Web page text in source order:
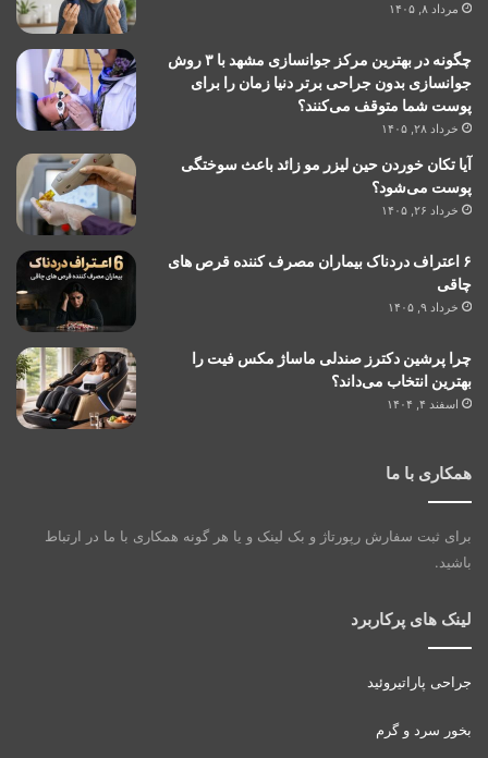
مرداد ۸, ۱۴۰۵
چگونه در بهترین مرکز جوانسازی مشهد با ۳ روش
جوانسازی بدون جراحی برتر دنیا زمان را برای
پوست شما متوقف می‌کنند؟
خرداد ۲۸, ۱۴۰۵
آیا تکان خوردن حین لیزر مو زائد باعث سوختگی
پوست می‌شود؟
خرداد ۲۶, ۱۴۰۵
۶ اعتراف دردناک بیماران مصرف کننده قرص های
چاقی
خرداد ۹, ۱۴۰۵
چرا پرشین دکترز صندلی ماساژ مکس فیت را
بهترین انتخاب می‌داند؟
اسفند ۴, ۱۴۰۴
همکاری با ما
برای ثبت سفارش رپورتاژ و بک لینک و یا هر گونه همکاری با ما در ارتباط
باشید.
لینک های پرکاربرد
جراحی پاراتیروئید
بخور سرد و گرم